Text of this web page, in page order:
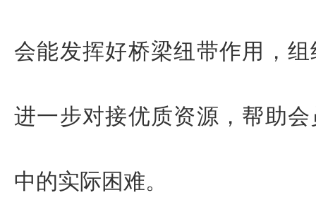
会能发挥好桥梁纽带作用，
进一步对接优质资源，帮助
中的实际困难。